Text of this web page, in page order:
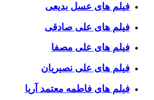
فیلم های عسل بدیعی
فیلم های علی صادقی
فیلم های علی مصفا
فیلم های علی نصیریان
فیلم های فاطمه معتمد آریا